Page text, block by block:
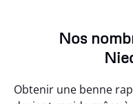
Nos
Obtenir une benne